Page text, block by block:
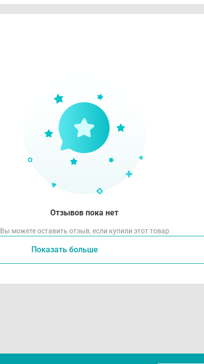
Отзывов пока нет
Вы можете оставить отзыв, если купили этот товар
Показать больше